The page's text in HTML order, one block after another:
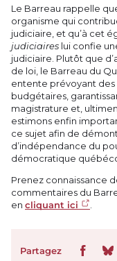
Le Barreau rappelle
organisme qui
judiciaire, et qu’à cet
judiciaires lui confie
judiciaire. Plutôt que
de loi, le Barreau du
entente prévoyant des
budgétaires,
magistrature et,
estimons enfin
ce sujet afin de
d’indépendance du
démocratique
Prenez connaissance
commentaires du
encliquant ici
Partagez